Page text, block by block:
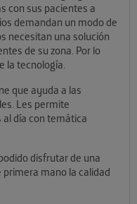
con sus pacientes a
demandan un modo de
necesitan una solución
de su zona. Por lo
la tecnología.
que ayuda a las
Les permite
día con temática
disfrutar de una
mano la calidad